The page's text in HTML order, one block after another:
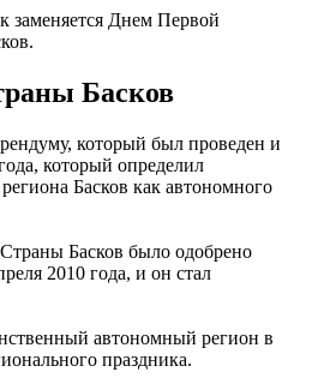
заменяется Днем Первой
Басков
который был проведен и
который определил
Басков как автономного
Басков было одобрено
2010 года, и он стал
автономный регион в
праздника.